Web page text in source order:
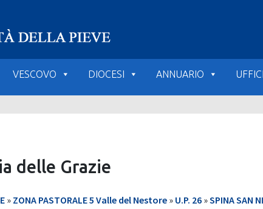
VESCOVO DIOCESI ANNUARIO
delle Grazie
» ZONA PASTORALE 5 Valle del Nestore » U.P. 26 »SPINA SAN